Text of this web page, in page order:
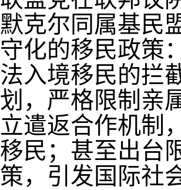
默克尔同属基民
守化的移民政策
法入境移民的拦
划，严格限制亲
立遣返合作机制
移民；甚至出台
策，引发国际社